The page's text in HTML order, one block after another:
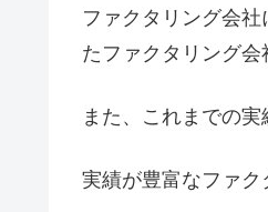
ファクタリング会
たファクタリング会
また、これまでの
実績が豊富なファク